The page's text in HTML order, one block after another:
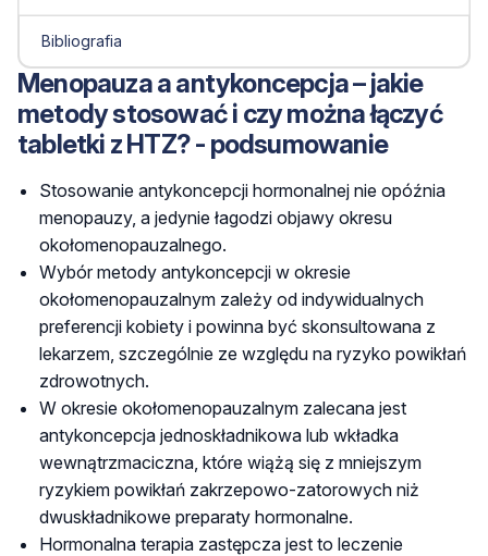
Bibliografia
Menopauza a antykoncepcja – jakie
metody stosować i czy można łączyć
tabletki z HTZ? - podsumowanie
Stosowanie antykoncepcji hormonalnej nie opóźnia
menopauzy, a jedynie łagodzi objawy okresu
okołomenopauzalnego.
Wybór metody antykoncepcji w okresie
okołomenopauzalnym zależy od indywidualnych
preferencji kobiety i powinna być skonsultowana z
lekarzem, szczególnie ze względu na ryzyko powikłań
zdrowotnych.
W okresie okołomenopauzalnym zalecana jest
antykoncepcja jednoskładnikowa lub wkładka
wewnątrzmaciczna, które wiążą się z mniejszym
ryzykiem powikłań zakrzepowo-zatorowych niż
dwuskładnikowe preparaty hormonalne.
Hormonalna terapia zastępcza jest to leczenie